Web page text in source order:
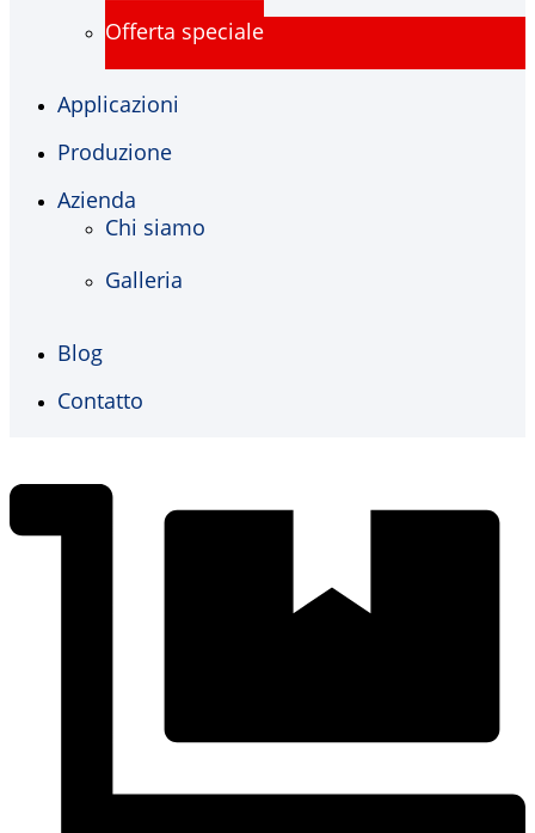
Offerta speciale
Applicazioni
Produzione
Azienda
Chi siamo
Galleria
Blog
Contatto